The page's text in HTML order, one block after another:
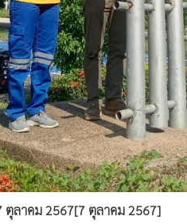
ตุลาคม 2567[7 ตุลาคม 2567]